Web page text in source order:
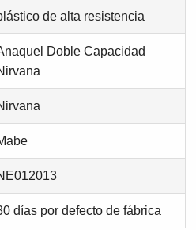
de alta resistencia
Doble Capacidad
días por defecto de fábrica